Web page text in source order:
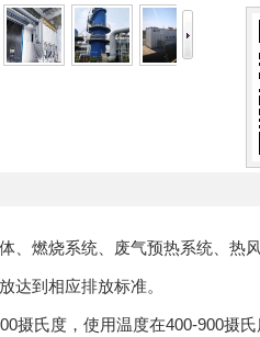
、燃烧系统、废气预热系统、热
达到相应排放标准。
摄氏度，使用温度在400-900摄